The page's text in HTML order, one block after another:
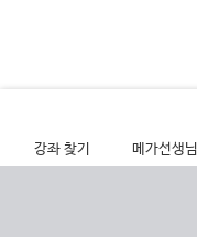
강좌 찾기 메가선생님